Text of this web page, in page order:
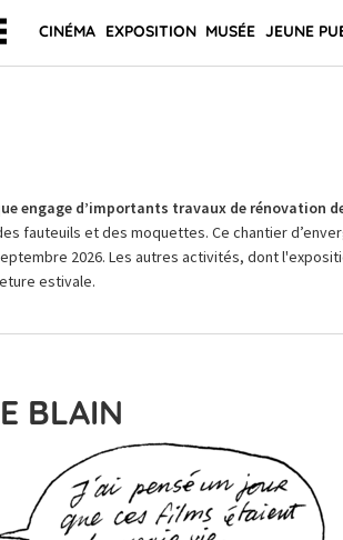
CINÉMA EXPOSITION MUSÉE JEUNE
engage d’importants travaux de rénovation
fauteuils et des moquettes. Ce chantier
2026. Les autres activités, dont
estivale.
BLAIN